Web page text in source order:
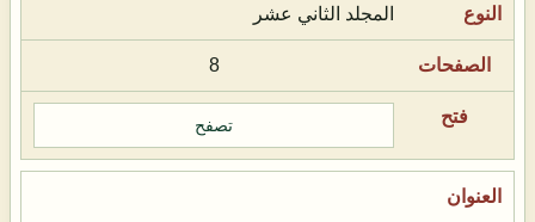
المجلد الثاني عشر
8
تصفح